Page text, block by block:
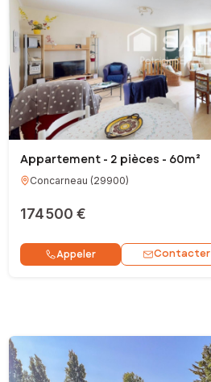
Appartement - 2 pièces - 60m²
Concarneau (29900)
174 500 €
Appeler Contacter